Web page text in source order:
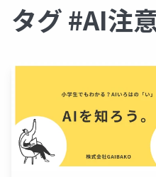
タグ #AI注